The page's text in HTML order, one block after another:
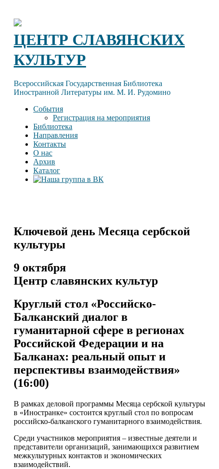
content
ЦЕНТР СЛАВЯНСКИХ
КУЛЬТУР
Всероссийская Государственная Библиотека
Иностранной Литературы им. М. И. Рудомино
События
Регистрация на мероприятия
Библиотека
Направления
Контакты
О нас
Архив
Каталог
Ключевой день Месяца сербской
культуры
9 октября
Центр славянских культур
Круглый стол «Российско-
Балканский диалог в
гуманитарной сфере в регионах
Российской Федерации и на
Балканах: реальный опыт и
перспективы взаимодействия»
(16:00)
В рамках деловой программы Месяца сербской культуры
в «Иностранке» состоится круглый стол по вопросам
российско-балканского гуманитарного взаимодействия.
Среди участников мероприятия – известные деятели и
представители организаций, занимающихся развитием
межкультурных контактов и экономических
взаимодействий.